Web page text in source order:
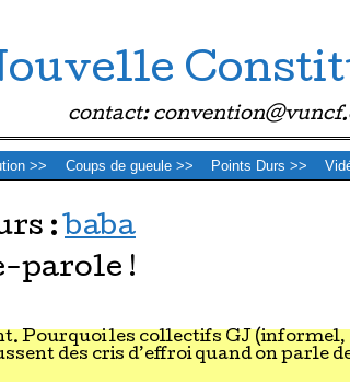
contact:
>> Coups de gueule >> Points Durs >>
: baba
parole !
Pourquoi les collectifs GJ (informel,
des cris d’effroi quand on parle